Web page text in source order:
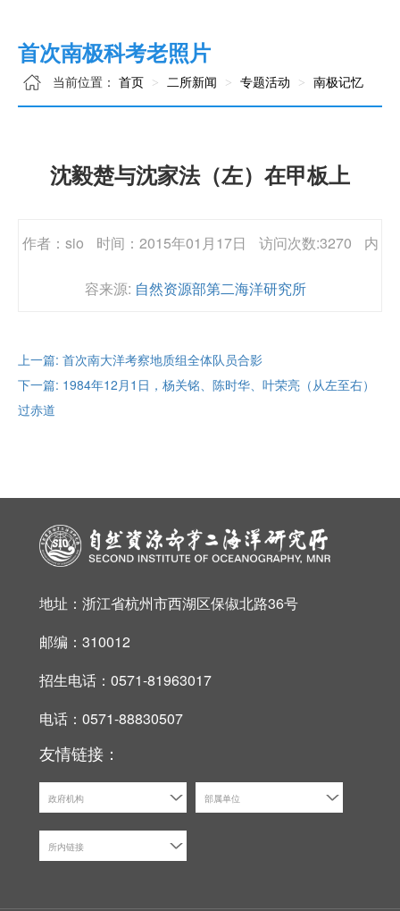
首次南极科考老照片
当前位置： 首页 二所新闻 专题活动 南极记忆
沈毅楚与沈家法（左）在甲板上
作者：sio 时间：2015年01月17日 访问次数:3270 内
容来源: 自然资源部第二海洋研究所
上一篇: 首次南大洋考察地质组全体队员合影
下一篇: 1984年12月1日，杨关铭、陈时华、叶荣亮（从左至右）
过赤道
地址：浙江省杭州市西湖区保俶北路36号
邮编：310012
招生电话：0571-81963017
电话：0571-88830507
友情链接：
政府机构 部属单位
所内链接